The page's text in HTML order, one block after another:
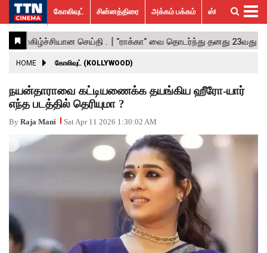
கோலிவுட்
சின்னத்திரை
பாலிவுட்
ஹாலிவுட்
அக்கம்
பக்கம்
ஸ்பெஷல்
ஸ்டோரீஸ்
விமர்சனம்
GALLERY
ACTRESS
ACTORS
MOVIESTILLS
EVENTS
VIDEOS
What’s
Hot
Trending
News
கோலிவுட் சின்னத்திரை அக்கம் பக்கம் ஸ்பெஷல் ஸ்டோரீஸ்
HOME கோலிவுட் (KOLLYWOOD)
நயன்தாராவை கட்டியணைக்க தயங்கிய ஹீரோ-யார்
எந்த படத்தில் தெரியுமா ?
By Raja Mani Sat Apr 11 2026 1:30:02 AM